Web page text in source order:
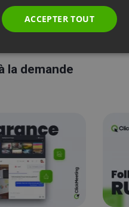
la demande
RUSSIAN
SPANISH
ACCEPTER TOUT